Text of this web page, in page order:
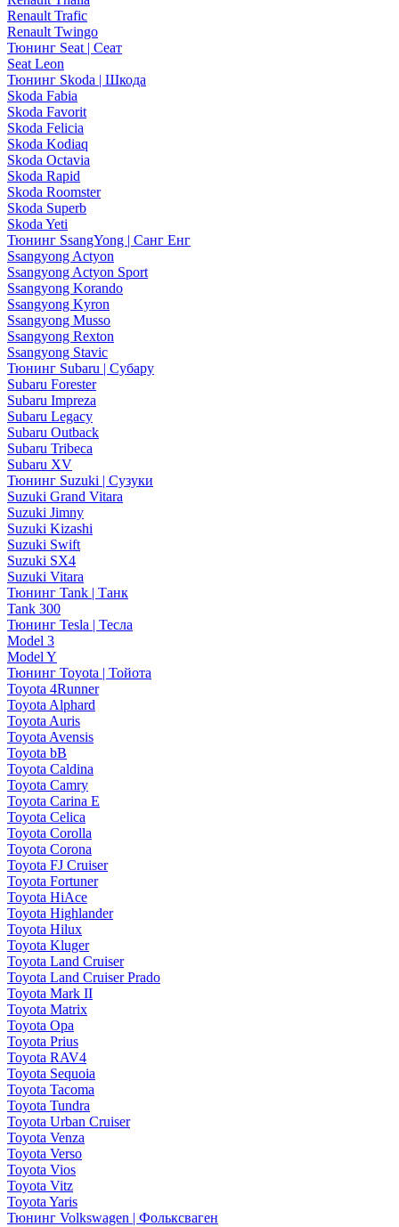
Renault Trafic
Renault Twingo
Тюнинг Seat | Сеат
Seat Leon
Тюнинг Skoda | Шкода
Skoda Fabia
Skoda Favorit
Skoda Felicia
Skoda Kodiaq
Skoda Octavia
Skoda Rapid
Skoda Roomster
Skoda Superb
Skoda Yeti
Тюнинг SsangYong | Санг Енг
Ssangyong Actyon
Ssangyong Actyon Sport
Ssangyong Korando
Ssangyong Kyron
Ssangyong Musso
Ssangyong Rexton
Ssangyong Stavic
Тюнинг Subaru | Субару
Subaru Forester
Subaru Impreza
Subaru Legacy
Subaru Outback
Subaru Tribeca
Subaru XV
Тюнинг Suzuki | Сузуки
Suzuki Grand Vitara
Suzuki Jimny
Suzuki Kizashi
Suzuki Swift
Suzuki SX4
Suzuki Vitara
Тюнинг Tank | Танк
Tank 300
Тюнинг Tesla | Тесла
Model 3
Model Y
Тюнинг Toyota | Тойота
Toyota 4Runner
Toyota Alphard
Toyota Auris
Toyota Avensis
Toyota bB
Toyota Caldina
Toyota Camry
Toyota Carina E
Toyota Celica
Toyota Corolla
Toyota Corona
Toyota FJ Cruiser
Toyota Fortuner
Toyota HiAce
Toyota Highlander
Toyota Hilux
Toyota Kluger
Toyota Land Cruiser
Toyota Land Cruiser Prado
Toyota Mark II
Toyota Matrix
Toyota Opa
Toyota Prius
Toyota RAV4
Toyota Sequoia
Toyota Tacoma
Toyota Tundra
Toyota Urban Cruiser
Toyota Venza
Toyota Verso
Toyota Vios
Toyota Vitz
Toyota Yaris
Тюнинг Volkswagen | Фольксваген